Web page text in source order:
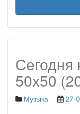
Сегодня
50х50
Музыка 27-